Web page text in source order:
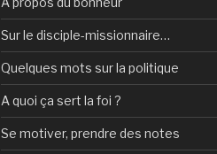
Sur le disciple-missionnaire…
Quelques mots sur la politique
A quoi ça sert la foi ?
Se motiver, prendre des notes